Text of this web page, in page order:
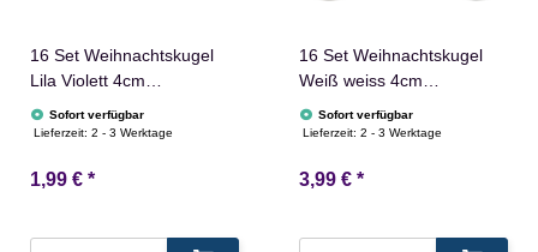
16 Set Weihnachtskugel
Lila Violett 4cm
Christbaumschmuck
Glänzend
Sofort verfügbar
Lieferzeit:2 - 3 Werktage
1,99 € *
16 Set Weihnachtskugel
Weiß weiss 4cm
Christbaumschmuck
Glänzend
Sofort verfügbar
Lieferzeit:2 - 3 Werktage
3,99 € *